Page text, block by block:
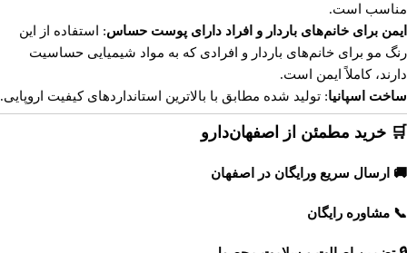
مناسب است.
ایمن برای خانم‌های باردار و افراد دارای پوست حساس: استفاده از این
رنگ مو برای خانم‌های باردار و افرادی که به مواد شیمیایی حساسیت
دارند، کاملاً ایمن است.
ساخت اسپانیا: تولید شده مطابق با بالاترین استانداردهای کیفیت اروپایی.
🛒 خرید مطمئن از اصفهان‌دارو
🚚 ارسال سریع ورایگان در اصفهان
📞 مشاوره رایگان